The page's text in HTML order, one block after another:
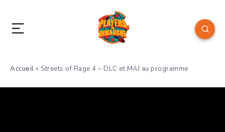
Accueil » Streets of Rage 4 – DLC et MAJ au programme